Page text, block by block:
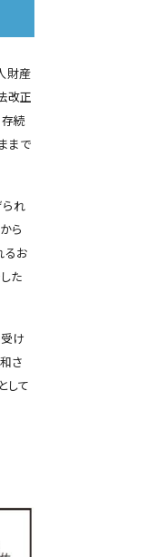
財産
改正
続
まで
れ
ら
るお
た
け
さ
して